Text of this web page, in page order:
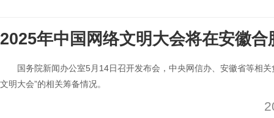
2025年中国网络文明大会将在安徽合
国务院新闻办公室5月14日召开发布会，中央网信办、安徽省等相
文明大会”的相关筹备情况。